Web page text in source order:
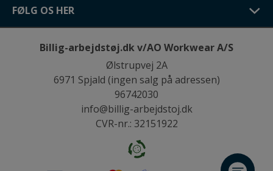
FØLG OS HER
Billig-arbejdstøj.dk v/AO Workwear A/S
Ølstrupvej 2A
6971 Spjald (ingen salg på adressen)
96742030
info@billig-arbejdstoj.dk
CVR-nr.: 32151922